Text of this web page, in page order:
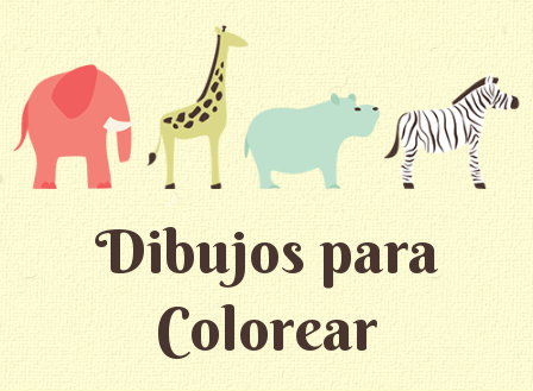
Dibujos para
Colorear